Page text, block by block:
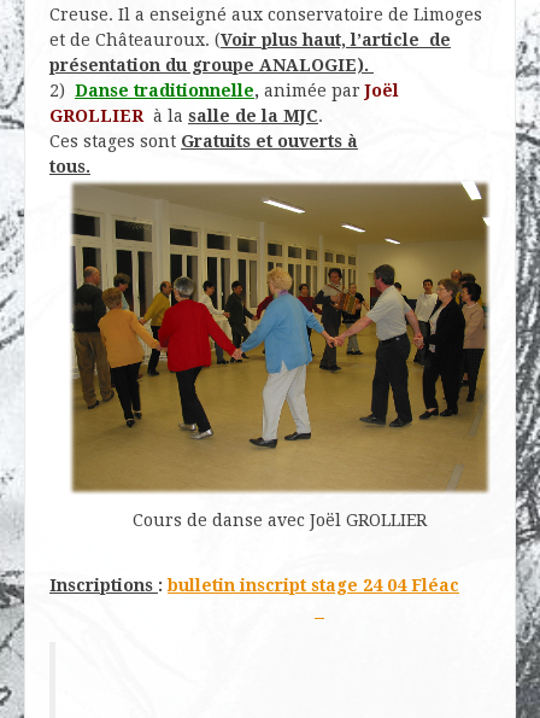
Creuse. Il a enseigné aux conservatoire de Limoges
et de Châteauroux. (Voir plus haut, l’article de
présentation du groupe ANALOGIE).
2) Danse traditionnelle, animée parJoël
GROLLIER à la salle de la MJC.
Ces stages sont Gratuits et ouverts à
tous.
Cours de danse avec Joël GROLLIER
Inscriptions :bulletin inscript stage 24 04 Fléac